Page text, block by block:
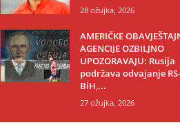
28 ožujka, 2026
AMERIČKE
AGENCIJE OZBILJNO
UPOZORAVAJU: Rusija
podržava odvajanje
BiH,...
27 ožujka, 2026